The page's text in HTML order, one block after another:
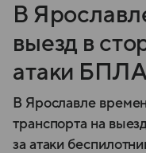
В
выезд в
атаки
В Ярославле
транспорта на
за атаки